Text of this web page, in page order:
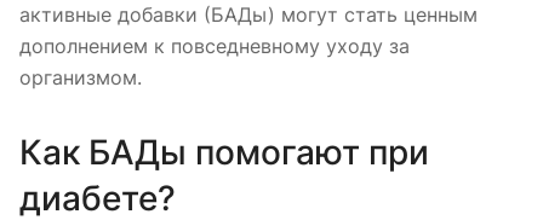
активные добавки (БАДы) могут стать ценным
дополнением к повседневному уходу за
организмом.
Как БАДы помогают при
диабете?